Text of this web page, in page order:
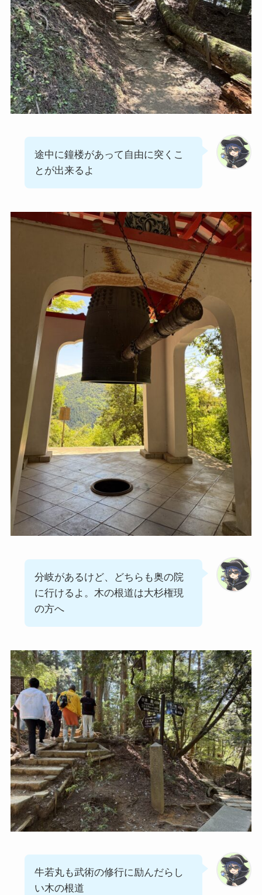
途中に鐘楼があって自由に突くこ
とが出来るよ
分岐があるけど、どちらも奥の院
に行けるよ。木の根道は大杉権現
の方へ
牛若丸も武術の修行に励んだらし
い木の根道